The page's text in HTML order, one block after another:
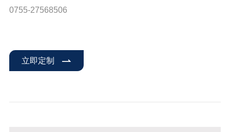
0755-27568506
立即定制